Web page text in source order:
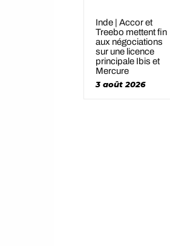
Inde | Accor et
Treebo mettent fin
aux négociations
sur une licence
principale Ibis et
Mercure
3 août 2026